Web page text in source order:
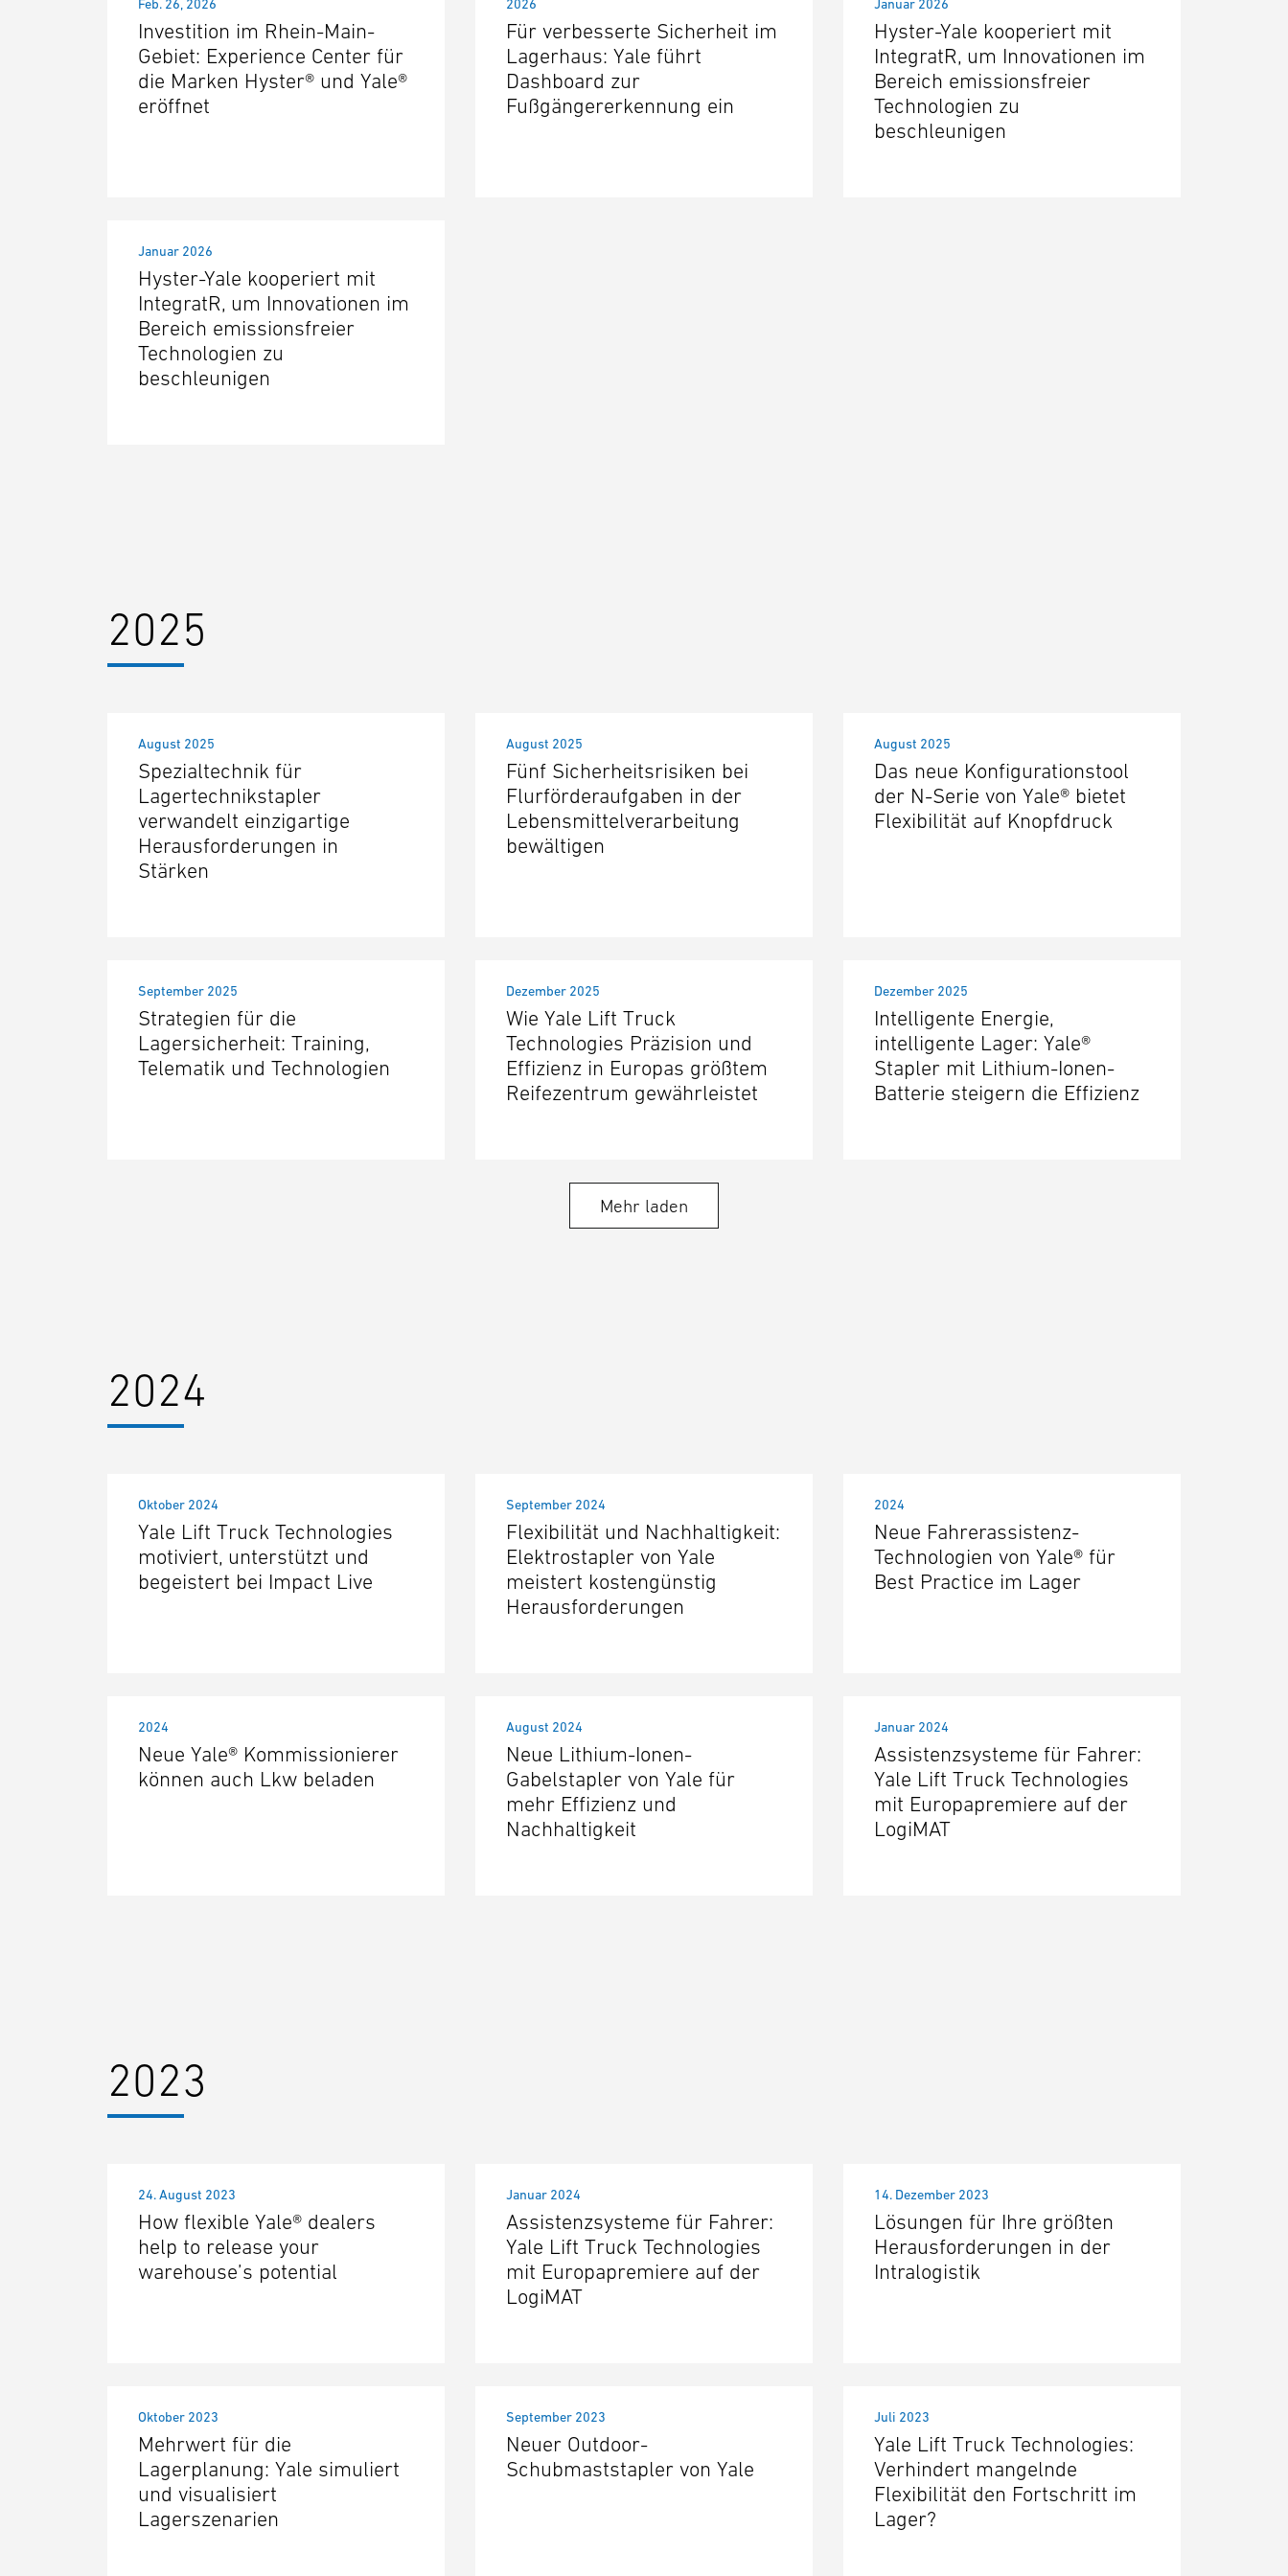
Feb. 26, 2026
Investition im Rhein-Main-
Gebiet: Experience Center für
die Marken Hyster® und Yale®
eröffnet
2026
Für verbesserte Sicherheit im
Lagerhaus: Yale führt
Dashboard zur
Fußgängererkennung ein
Januar 2026
Hyster-Yale kooperiert mit
IntegratR, um Innovationen im
Bereich emissionsfreier
Technologien zu
beschleunigen
Januar 2026
Hyster-Yale kooperiert mit
IntegratR, um Innovationen im
Bereich emissionsfreier
Technologien zu
beschleunigen
2025
August 2025
Spezialtechnik für
Lagertechnikstapler
verwandelt einzigartige
Herausforderungen in
Stärken
August 2025
Fünf Sicherheitsrisiken bei
Flurförderaufgaben in der
Lebensmittelverarbeitung
bewältigen
August 2025
Das neue Konfigurationstool
der N-Serie von Yale® bietet
Flexibilität auf Knopfdruck
September 2025
Strategien für die
Lagersicherheit: Training,
Telematik und Technologien
Dezember 2025
Wie Yale Lift Truck
Technologies Präzision und
Effizienz in Europas größtem
Reifezentrum gewährleistet
Dezember 2025
Intelligente Energie,
intelligente Lager: Yale®
Stapler mit Lithium-Ionen-
Batterie steigern die Effizienz
Mehr laden
2024
Oktober 2024
Yale Lift Truck Technologies
motiviert, unterstützt und
begeistert bei Impact Live
September 2024
Flexibilität und Nachhaltigkeit:
Elektrostapler von Yale
meistert kostengünstig
Herausforderungen
2024
Neue Fahrerassistenz-
Technologien von Yale® für
Best Practice im Lager
2024
Neue Yale® Kommissionierer
können auch Lkw beladen
August 2024
Neue Lithium-Ionen-
Gabelstapler von Yale für
mehr Effizienz und
Nachhaltigkeit
Januar 2024
Assistenzsysteme für Fahrer:
Yale Lift Truck Technologies
mit Europapremiere auf der
LogiMAT
2023
24. August 2023
How flexible Yale® dealers
help to release your
warehouse’s potential
Januar 2024
Assistenzsysteme für Fahrer:
Yale Lift Truck Technologies
mit Europapremiere auf der
LogiMAT
14. Dezember 2023
Lösungen für Ihre größten
Herausforderungen in der
Intralogistik
Oktober 2023
Mehrwert für die
Lagerplanung: Yale simuliert
und visualisiert
Lagerszenarien
September 2023
Neuer Outdoor-
Schubmaststapler von Yale
Juli 2023
Yale Lift Truck Technologies:
Verhindert mangelnde
Flexibilität den Fortschritt im
Lager?